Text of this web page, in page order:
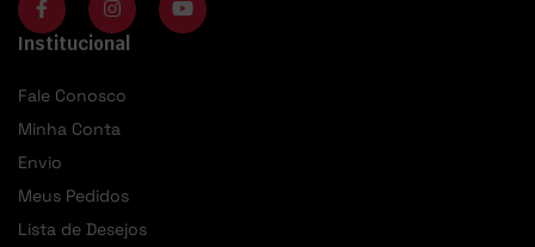
Institucional
Fale Conosco
Minha Conta
Envio
Meus Pedidos
Lista de Desejos